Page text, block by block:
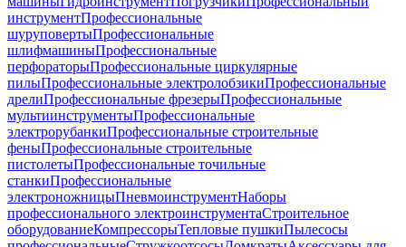
инструментПрофессиональные
шуруповертыПрофессиональные
шлифмашиныПрофессиональные
перфораторыПрофессиональные циркулярные
пилыПрофессиональные электролобзикиПрофессиональные
дрелиПрофессиональные фрезерыПрофессиональные
мультиинструментыПрофессиональные
электрорубанкиПрофессиональные строительные
феныПрофессиональные строительные
пистолетыПрофессиональные точильные
станкиПрофессиональные
электроножницыПневмоинструментНаборы
профессионального электроинструментаСтроительное
оборудованиеКомпрессорыТепловые пушкиПылесосы